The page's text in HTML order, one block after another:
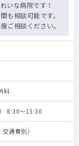
いな病院です！
も相談可能です。
ご相談ください。
科
8:30～15:30
通費別）